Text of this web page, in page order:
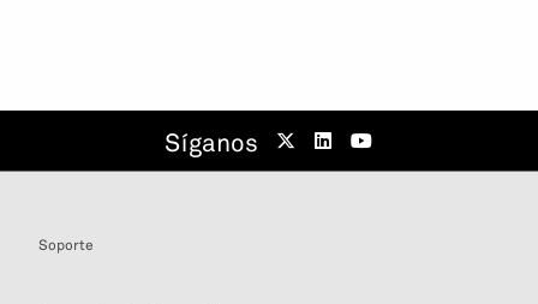
Síganos
Soporte